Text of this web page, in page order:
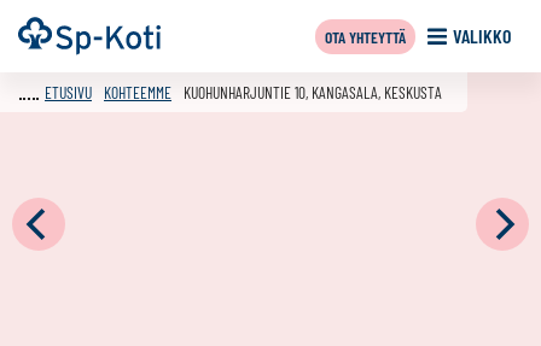
Siirry
sisältöön
Etusivu VALIKKO
OTA YHTEYTTÄ
ETUSIVU KOHTEEMME KUOHUNHARJUNTIE 10, KANGASALA, KESKUSTA